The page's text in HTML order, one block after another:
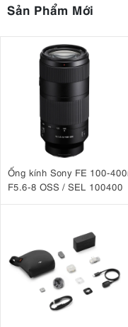
Sản Phẩm Mới
Ống kính Sony FE 100-
F5.6-8 OSS / SEL 100400